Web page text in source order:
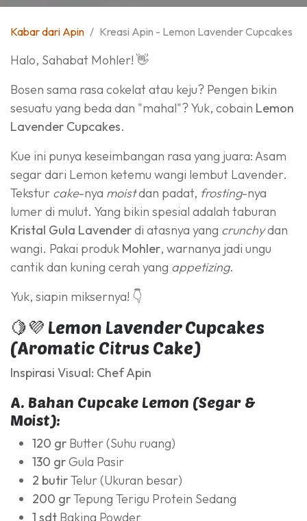
Kabar dari Apin Kreasi Apin - Lemon Lavender Cupcakes
Halo, Sahabat Mohler! 👋
Bosen sama rasa cokelat atau keju? Pengen bikin
sesuatu yang beda dan "mahal"? Yuk, cobain Lemon
Lavender Cupcakes.
Kue ini punya keseimbangan rasa yang juara: Asam
segar dari Lemon ketemu wangi lembut Lavender.
Tekstur cake-nya moistdan padat, frosting-nya
lumer di mulut. Yang bikin spesial adalah taburan
Kristal Gula Lavenderdi atasnya yang crunchydan
wangi. Pakai produk Mohler, warnanya jadi ungu
cantik dan kuning cerah yang appetizing.
Yuk, siapin miksernya! 👇
🍋💜 Lemon Lavender Cupcakes
(Aromatic Citrus Cake)
Inspirasi Visual: Chef Apin
A. Bahan Cupcake Lemon (Segar &
Moist):
120 gr Butter (Suhu ruang)
130 grGula Pasir
2 butirTelur (Ukuran besar)
200 grTepung Terigu Protein Sedang
1 sdt Baking Powder